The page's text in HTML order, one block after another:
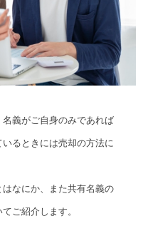
義がご自身のみであれば
るときには売却の方法に
なにか、また共有名義の
ご紹介します。